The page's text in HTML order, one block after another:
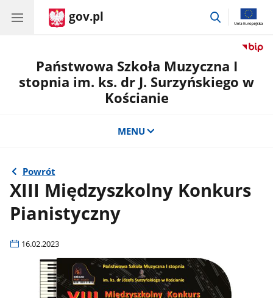
gov.pl
przejdź
Państwowa Szkoła Muzyczna I
stopnia im. ks. dr J. Surzyńskiego w
Kościanie
MENU
Powrót
XIII Międzyszkolny Konkurs
Pianistyczny
16.02.2023